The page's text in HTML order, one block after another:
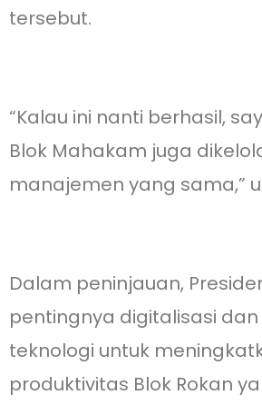
tersebut.
“Kalau ini nanti berhasil,
Blok Mahakam juga
manajemen yang sama,”
Dalam peninjauan,
pentingnya digitalisasi
teknologi untuk
produktivitas Blok Rokan